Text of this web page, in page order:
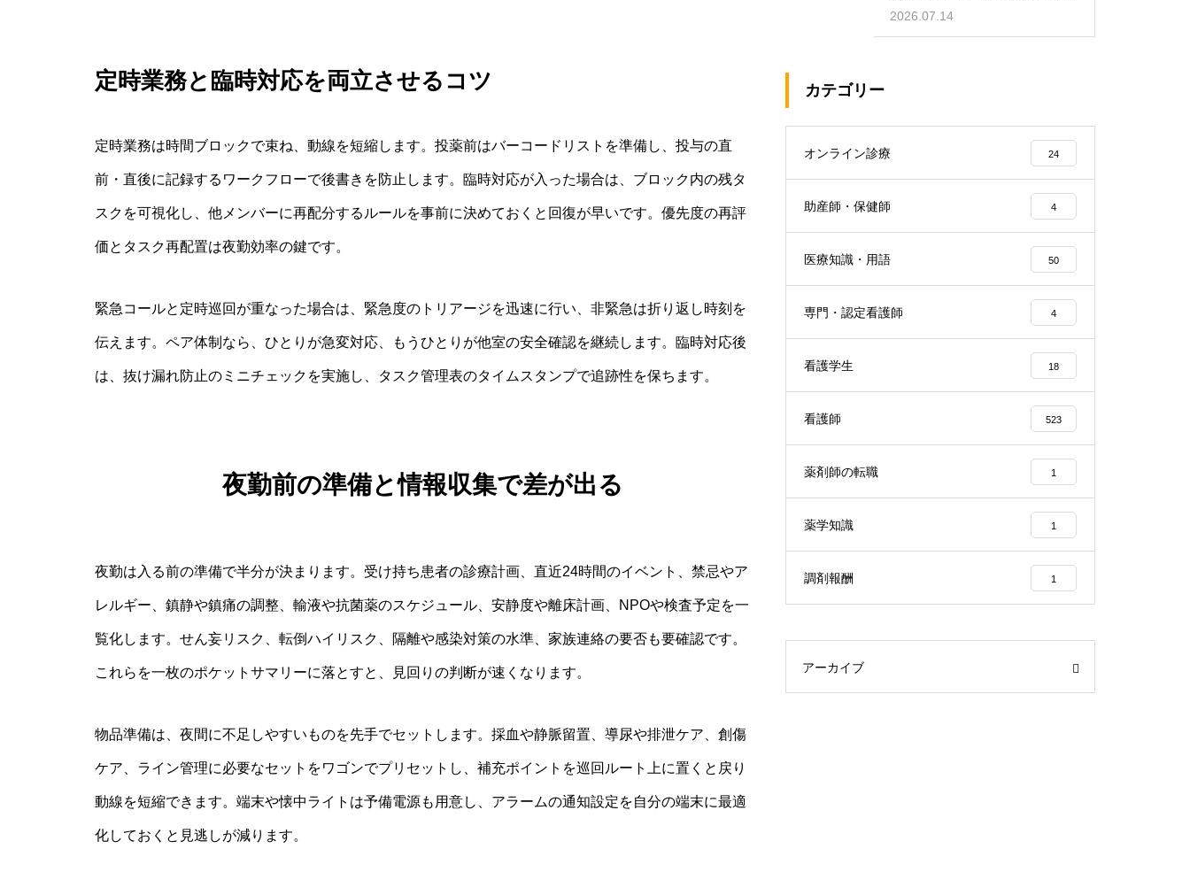
定時業務と臨時対応を両立させるコツ
定時業務は時間ブロックで束ね、動線を短縮します。投薬前はバーコードリストを準備し、投与の直
前・直後に記録するワークフローで後書きを防止します。臨時対応が入った場合は、ブロック内の残タ
スクを可視化し、他メンバーに再配分するルールを事前に決めておくと回復が早いです。優先度の再評
価とタスク再配置は夜勤効率の鍵です。
緊急コールと定時巡回が重なった場合は、緊急度のトリアージを迅速に行い、非緊急は折り返し時刻を
伝えます。ペア体制なら、ひとりが急変対応、もうひとりが他室の安全確認を継続します。臨時対応後
は、抜け漏れ防止のミニチェックを実施し、タスク管理表のタイムスタンプで追跡性を保ちます。
夜勤前の準備と情報収集で差が出る
夜勤は入る前の準備で半分が決まります。受け持ち患者の診療計画、直近24時間のイベント、禁忌やア
レルギー、鎮静や鎮痛の調整、輸液や抗菌薬のスケジュール、安静度や離床計画、NPOや検査予定を一
覧化します。せん妄リスク、転倒ハイリスク、隔離や感染対策の水準、家族連絡の要否も要確認です。
これらを一枚のポケットサマリーに落とすと、見回りの判断が速くなります。
物品準備は、夜間に不足しやすいものを先手でセットします。採血や静脈留置、導尿や排泄ケア、創傷
ケア、ライン管理に必要なセットをワゴンでプリセットし、補充ポイントを巡回ルート上に置くと戻り
動線を短縮できます。端末や懐中ライトは予備電源も用意し、アラームの通知設定を自分の端末に最適
化しておくと見逃しが減ります。
添うケア！
2026.07.14
カテゴリー
オンライン診療 24
助産師・保健師 4
医療知識・用語 50
専門・認定看護師 4
看護学生 18
看護師 523
薬剤師の転職 1
薬学知識 1
調剤報酬 1
アーカイブ